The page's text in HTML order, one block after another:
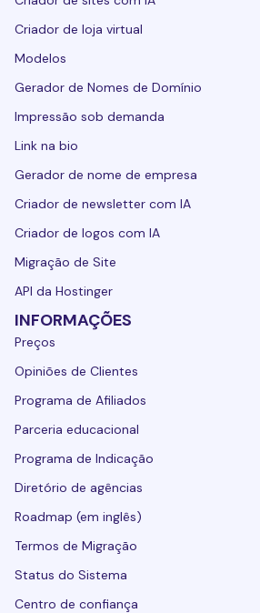
Criador de loja virtual
Modelos
Gerador de Nomes de Domínio
Impressão sob demanda
Link na bio
Gerador de nome de empresa
Criador de newsletter com IA
Criador de logos com IA
Migração de Site
API da Hostinger
INFORMAÇÕES
Preços
Opiniões de Clientes
Programa de Afiliados
Parceria educacional
Programa de Indicação
Diretório de agências
Roadmap (em inglês)
Termos de Migração
Status do Sistema
Centro de confiança